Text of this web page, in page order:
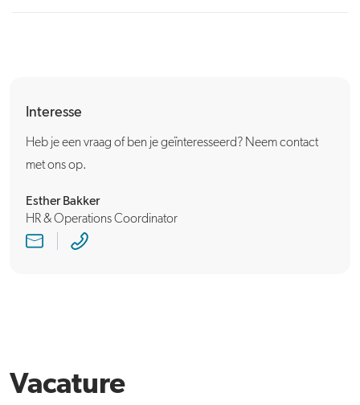
Interesse
Heb je een vraag of ben je geïnteresseerd? Neem contact
met ons op.
Esther Bakker
HR & Operations Coordinator
Vacature